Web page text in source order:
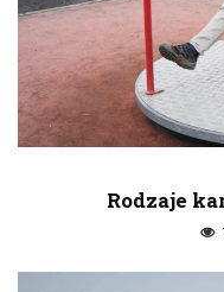
Rodzaje